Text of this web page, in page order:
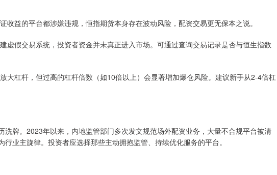
收益的平台都涉嫌违规，恒指期货本身存在波动风险，配资交易更无保本之说。
虚假交易系统，投资者资金并未真正进入市场。可通过查询交易记录是否与恒生指数
大杠杆，但过高的杠杆倍数（如10倍以上）会显著增加爆仓风险。建议新手从2-4倍杠
洗牌。2023年以来，内地监管部门多次发文规范场外配资业务，大量不合规平台被清
业主旋律。投资者应选择那些主动拥抱监管、持续优化服务的平台。